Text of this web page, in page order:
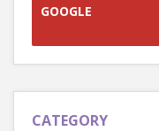
GOOGLE
CATEGORY